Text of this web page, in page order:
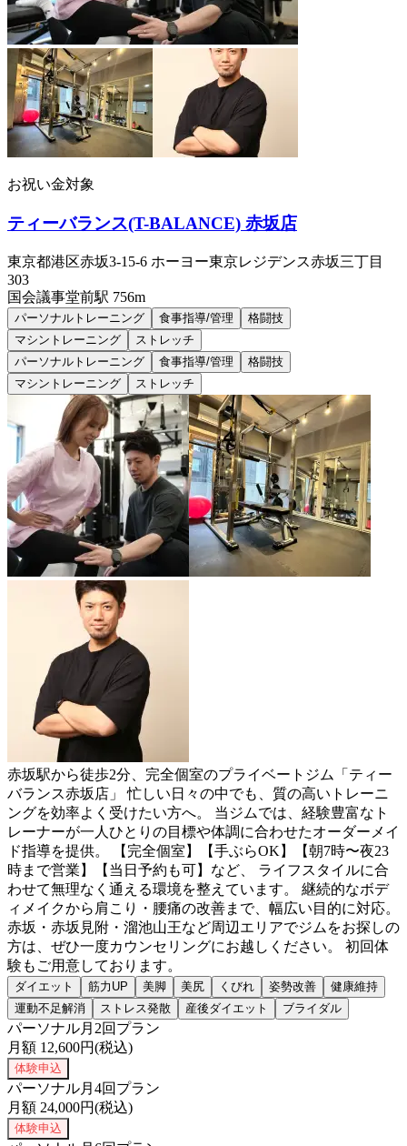
お祝い金対象
ティーバランス(T-BALANCE) 赤坂店
東京都港区赤坂3-15-6 ホーヨー東京レジデンス赤坂三丁目
303
国会議事堂前駅 756m
パーソナルトレーニング 食事指導/管理
格闘技
マシントレーニング
ストレッチ
パーソナルトレーニング
食事指導/管理
格闘技
マシントレーニング
ストレッチ
赤坂駅から徒歩2分、完全個室のプライベートジム「ティー
バランス赤坂店」 忙しい日々の中でも、質の高いトレーニ
ングを効率よく受けたい方へ。 当ジムでは、経験豊富なト
レーナーが一人ひとりの目標や体調に合わせたオーダーメイ
ド指導を提供。 【完全個室】【手ぶらOK】【朝7時〜夜23
時まで営業】【当日予約も可】など、 ライフスタイルに合
わせて無理なく通える環境を整えています。 継続的なボデ
ィメイクから肩こり・腰痛の改善まで、幅広い目的に対応。
赤坂・赤坂見附・溜池山王など周辺エリアでジムをお探しの
方は、ぜひ一度カウンセリングにお越しください。 初回体
験もご用意しております。
ダイエット 筋力UP 美脚 美尻 くびれ 姿勢改善
健康維持
運動不足解消
ストレス発散 産後ダイエット ブライダル
パーソナル月2回プラン
月額 12,600円(税込)
体験申込
パーソナル月4回プラン
月額 24,000円(税込)
体験申込